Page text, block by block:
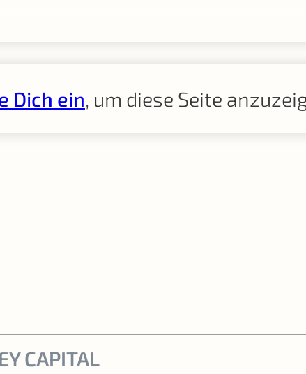
Dich ein, um diese Seite
CAPITAL